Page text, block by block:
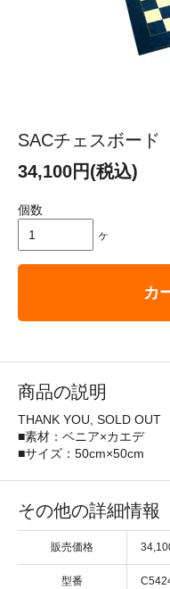
SACチェスボー
34,100円(税込)
個数
ヶ
カ
商品の説明
THANK YOU, SOLD OUT
■素材：ベニア×カエデ
■サイズ：50cm×50cm
その他の詳細情報
販売価格
型番